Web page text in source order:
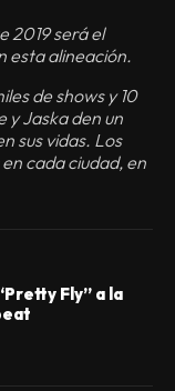
2019 será el
esta alineación.
de shows y 10
y Jaska den un
sus vidas. Los
cada ciudad, en
Fly” a la